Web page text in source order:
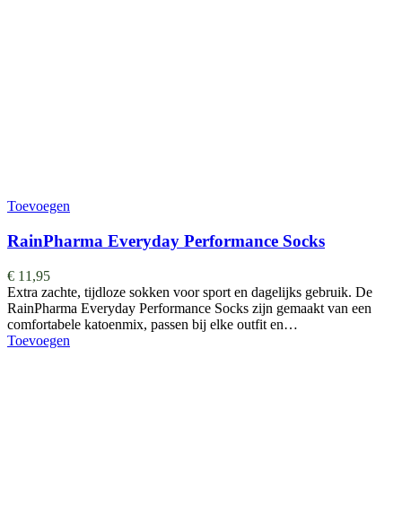
Toevoegen
RainPharma Everyday Performance Socks
€ 11,95
Extra zachte, tijdloze sokken voor sport en dagelijks gebruik. De
RainPharma Everyday Performance Socks zijn gemaakt van een
comfortabele katoenmix, passen bij elke outfit en…
Toevoegen